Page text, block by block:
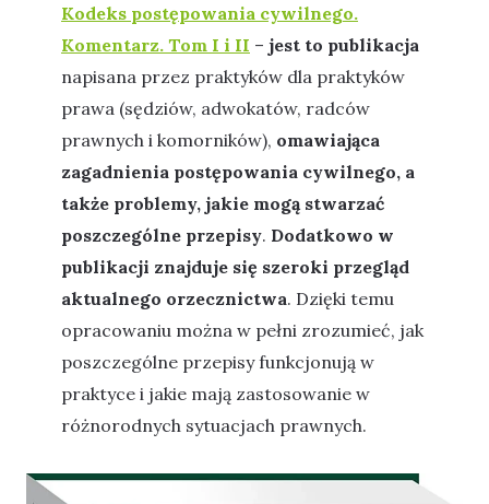
Kodeks postępowania cywilnego.
Komentarz. Tom I i II – jest to publikacja
napisana przez praktyków dla praktyków
prawa (sędziów, adwokatów, radców
prawnych i komorników), omawiająca
zagadnienia postępowania cywilnego, a
także problemy, jakie mogą stwarzać
poszczególne przepisy. Dodatkowo w
publikacji znajduje się szeroki przegląd
aktualnego orzecznictwa. Dzięki temu
opracowaniu można w pełni zrozumieć, jak
poszczególne przepisy funkcjonują w
praktyce i jakie mają zastosowanie w
różnorodnych sytuacjach prawnych.